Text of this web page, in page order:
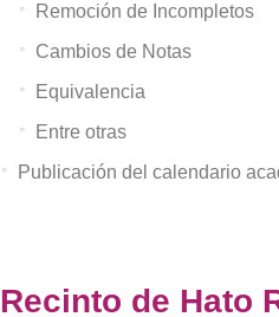
Remoción de Incompletos
Cambios de Notas
Equivalencia
Entre otras
Publicación del calendario
Recinto de Hato